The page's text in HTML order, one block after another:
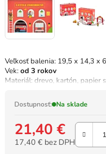
Veľkosť balenia: 19,5 x 14,3 x
Vek: od 3 rokov
Materiál: drevo, kartón, papier
Dostupnosť: Na sklade
21,40 €
17,40 € bez DPH